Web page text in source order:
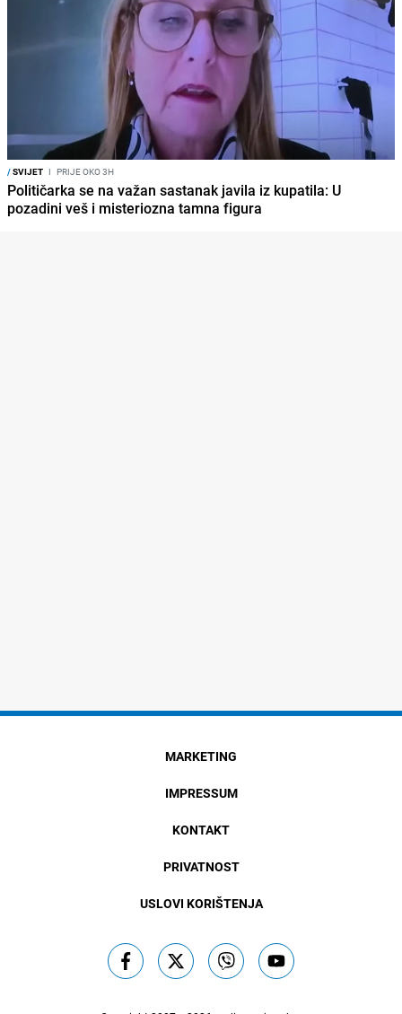
/SVIJET I PRIJE OKO 3H
Političarka se na važan sastanak javila iz kupatila: U
pozadini veš i misteriozna tamna figura
MARKETING
IMPRESSUM
KONTAKT
PRIVATNOST
USLOVI KORIŠTENJA